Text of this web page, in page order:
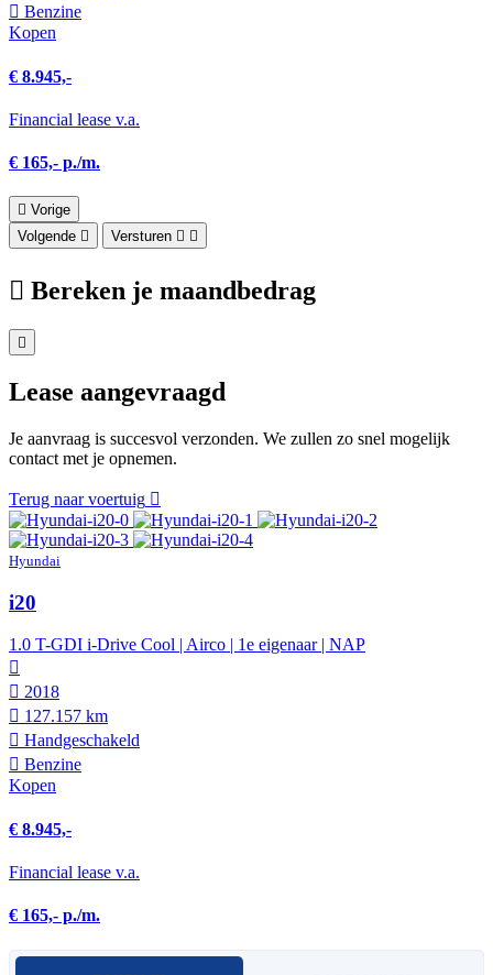
Benzine
Kopen
€ 8.945,-
Financial lease v.a.
€ 165,- p./m.
Vorige
Volgende
Versturen
Bereken je maandbedrag
Lease aangevraagd
Je aanvraag is succesvol verzonden. We zullen zo snel mogelijk
contact met je opnemen.
Terug naar voertuig
Hyundai
i20
1.0 T-GDI i-Drive Cool | Airco | 1e eigenaar | NAP
2018
127.157 km
Hand­geschakeld
Benzine
Kopen
€ 8.945,-
Financial lease v.a.
€ 165,- p./m.